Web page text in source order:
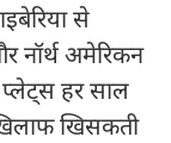
से
नॉर्थ अमेरिकन
प्लेट्स हर साल
खिसकती